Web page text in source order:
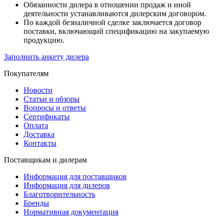
Обязанности дилера в отношении продаж и иной
деятельности устанавливаются дилерским договором.
По каждой безналичной сделке заключается договор
поставки, включающий спецификацию на закупаемую
продукцию.
Заполнить анкету дилера
Покупателям
Новости
Статьи и обзоры
Вопросы и ответы
Сертификаты
Оплата
Доставка
Контакты
Поставщикам и дилерам
Информация для поставщиков
Информация для дилеров
Благотворительность
Бренды
Нормативная документация